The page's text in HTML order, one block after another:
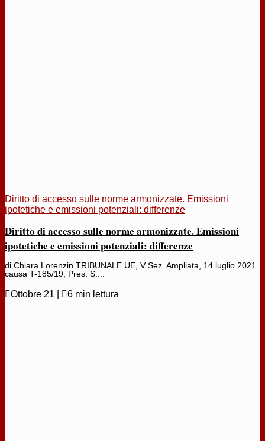
Diritto di accesso sulle norme armonizzate. Emissioni
ipotetiche e emissioni potenziali: differenze
Diritto di accesso sulle norme armonizzate. Emissioni
ipotetiche e emissioni potenziali: differenze
di Chiara Lorenzin TRIBUNALE UE, V Sez. Ampliata, 14 luglio 2021
causa T-185/19, Pres. S....
Ottobre 21 6 min lettura